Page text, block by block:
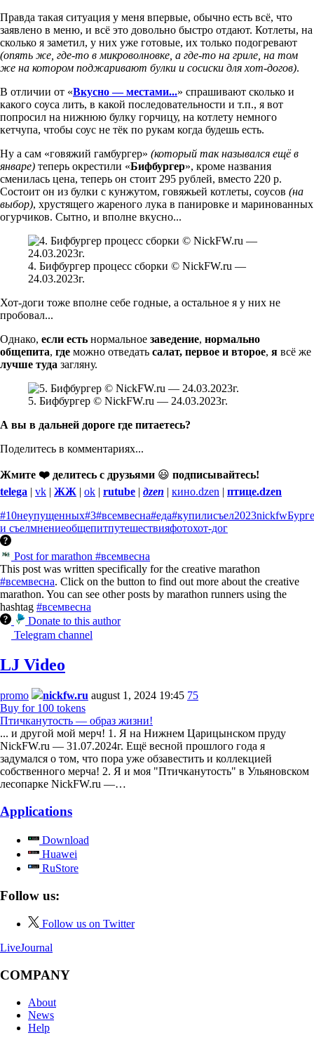
Правда такая ситуация у меня впервые, обычно есть всё, что
заявлено в меню, и всё это довольно быстро отдают. Котлеты, на
сколько я заметил, у них уже готовые, их только подогревают
(опять же, где-то в микроволновке, а где-то на гриле, на том
же на котором поджаривают булки и сосиски для хот-догов).
В отличии от «Вкусно — местами...» спрашивают сколько и
какого соуса лить, в какой последовательности и т.п., я вот
попросил на нижнюю булку горчицу, на котлету немного
кетчупа, чтобы соус не тёк по рукам когда будешь есть.
Ну а сам «говяжий гамбургер» (который так назывался ещё в
январе) теперь окрестили «Бифбургер», кроме названия
сменилась цена, теперь он стоит 295 рублей, вместо 220 р.
Состоит он из булки с кунжутом, говяжьей котлеты, соусов (на
выбор), хрустящего жареного лука в панировке и маринованных
огурчиков. Сытно, и вполне вкусно...
4. Бифбургер процесс сборки © NickFW.ru —
24.03.2023г.
Хот-доги тоже вполне себе годные, а остальное я у них не
пробовал...
Однако, если есть нормальное заведение, нормально
общепита, где можно отведать салат, первое и второе, я всё же
лучше туда загляну.
5. Бифбургер © NickFW.ru — 24.03.2023г.
А вы в дальней дороге где питаетесь?
Поделитесь в комментариях...
Жмите ❤️ делитесь с друзьями 😃 подписывайтесь!
telega | vk | ЖЖ | ok | rutube | дzen | кино.dzen | птице.dzen
#10неупущенных#3#всемвесна#еда#купилисъел2023nickfw
и съелмнениеобщепитпутешествияфотохот-дог
Post for marathon #всемвесна
This post was written specifically for the creative marathon
#всемвесна. Click on the button to find out more about the creative
marathon. You can see other posts by marathon runners using the
hashtag #всемвесна
Donate to this author
Telegram channel
LJ Video
promo nickfw.ru august 1, 2024 19:45 75
Buy for 100 tokens
Птичканутость — образ жизни!
... и другой мой мерч! 1. Я на Нижнем Царицынском пруду
NickFW.ru — 31.07.2024г. Ещё весной прошлого года я
задумался о том, что пора уже обзавестить и коллекцией
собственного мерча! 2. Я и моя "Птичканутость" в Ульяновском
лесопарке NickFW.ru —…
Applications
Download
Huawei
RuStore
Follow us:
Follow us on Twitter
LiveJournal
COMPANY
About
News
Help